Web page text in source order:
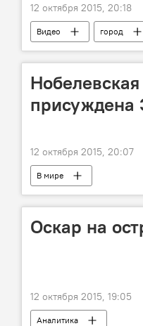
12 октября 2015, 20:18
Видео город
присуждена
12 октября 2015, 20:07
В мире
Оскар на
12 октября 2015, 19:05
Аналитика